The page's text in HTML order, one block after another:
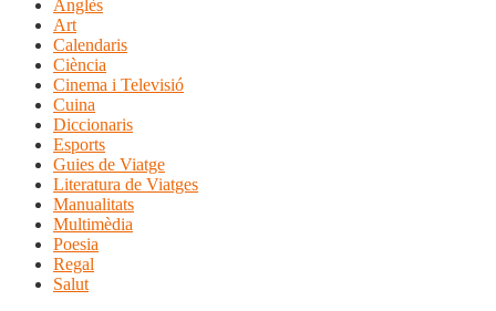
Anglès
Art
Calendaris
Ciència
Cinema i Televisió
Cuina
Diccionaris
Esports
Guies de Viatge
Literatura de Viatges
Manualitats
Multimèdia
Poesia
Regal
Salut